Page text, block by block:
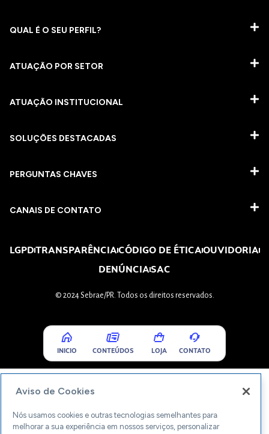
QUAL É O SEU PERFIL?
ATUAÇÃO POR SETOR
ATUAÇÃO INSTITUCIONAL
SOLUÇÕES DESTACADAS
PERGUNTAS CHAVES​
CANAIS DE CONTATO
LGPDTRANSPARÊNCIACÓDIGO DE ÉTICAOUVIDORIA
DENÚNCIASAC
© 2024 Sebrae/PR. Todos os direitos reservados.
INICIO CONTEÚDOS LOJA CONTATO
Aviso de Cookies
Nós usamos cookies e outras tecnologias semelhantes para
melhorar a sua experiência em nossos serviços, personalizar